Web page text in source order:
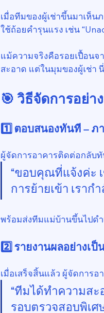
เมื่อทีมของผู้เช่าขึ้นมาเห็น
ใช้ถ้อยคำรุนแรง เช่น
แม้ความจริงคือรอยเปื้อนจ
สะอาด แต่ในมุมของผู้เช่า
🎯 วิธีจัดการอย่า
1️⃣ ตอบสนองทันที – ภ
ผู้จัดการอาคารติดต่อกลับ
“ขอบคุณที่แจ้งค่ะ
การย้ายเข้า เรา
พร้อมส่งทีมแม่บ้านขึ้นไปดำ
2️⃣ รายงานผลอย่างเป็
เมื่อเสร็จสิ้นแล้ว ผู้จัดการ
“ทีมได้ทำความส
รอบตรวจสอบพิเศ